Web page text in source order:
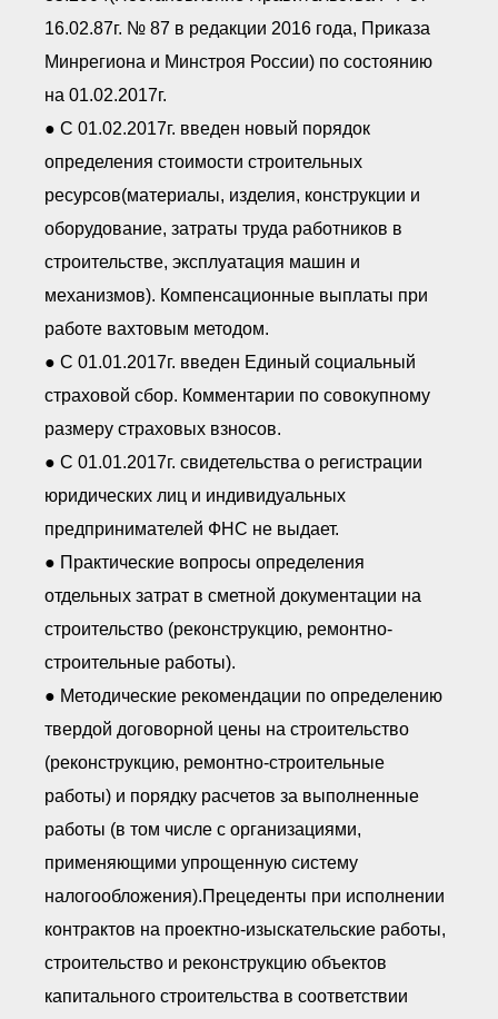
16.02.87г. № 87 в редакции 2016 года, Приказа
Минрегиона и Минстроя России) по состоянию
на 01.02.2017г.
● С 01.02.2017г. введен новый порядок
определения стоимости строительных
ресурсов(материалы, изделия, конструкции и
оборудование, затраты труда работников в
строительстве, эксплуатация машин и
механизмов). Компенсационные выплаты при
работе вахтовым методом.
● С 01.01.2017г. введен Единый социальный
страховой сбор. Комментарии по совокупному
размеру страховых взносов.
● С 01.01.2017г. свидетельства о регистрации
юридических лиц и индивидуальных
предпринимателей ФНС не выдает.
● Практические вопросы определения
отдельных затрат в сметной документации на
строительство (реконструкцию, ремонтно-
строительные работы).
● Методические рекомендации по определению
твердой договорной цены на строительство
(реконструкцию, ремонтно-строительные
работы) и порядку расчетов за выполненные
работы (в том числе с организациями,
применяющими упрощенную систему
налогообложения).Прецеденты при исполнении
контрактов на проектно-изыскательские работы,
строительство и реконструкцию объектов
капитального строительства в соответствии